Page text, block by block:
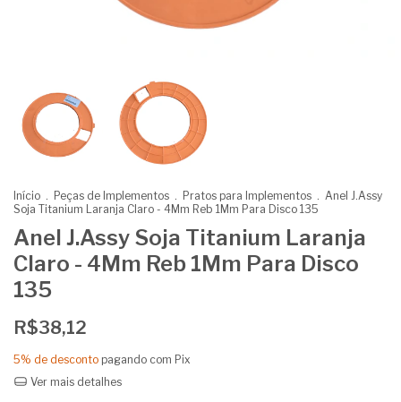
Início . Peças de Implementos . Pratos para Implementos . Anel J.Assy
Soja Titanium Laranja Claro - 4Mm Reb 1Mm Para Disco 135
Anel J.Assy Soja Titanium Laranja
Claro - 4Mm Reb 1Mm Para Disco
135
R$38,12
5% de desconto pagando com Pix
Ver mais detalhes